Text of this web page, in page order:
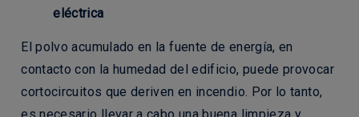
eléctrica
El polvo acumulado en la fuente de energía, en
contacto con la humedad del edificio, puede provocar
cortocircuitos que deriven en incendio. Por lo tanto,
es necesario llevar a cabo una buena limpieza y